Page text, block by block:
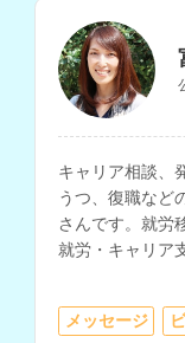
キャリア相談、
うつ、復職など
さんです。就労
就労・キャリア
メッセージ